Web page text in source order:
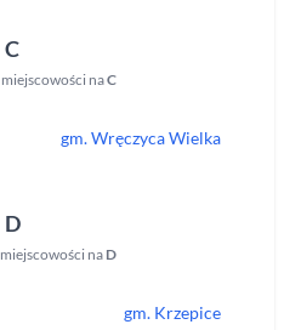
C
miejscowości naC
gm.Wręczyca Wielka
D
miejscowości na D
gm. Krzepice